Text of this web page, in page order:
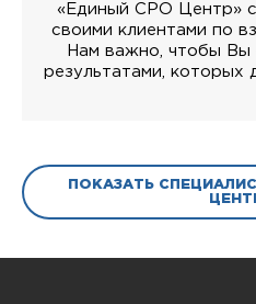
«Единый СРО Центр»
своими клиентами по
Нам важно, чтобы Вы
результатами, которых
ПОКАЗАТЬ